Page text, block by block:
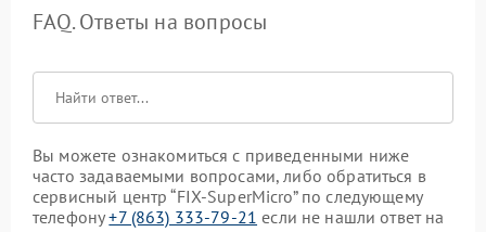
FAQ. Ответы на вопросы
Вы можете ознакомиться с приведенными ниже
часто задаваемыми вопросами, либо обратиться в
сервисный центр “FIX-SuperMicro” по следующему
телефону+7 (863) 333-79-21 если не нашли ответ на